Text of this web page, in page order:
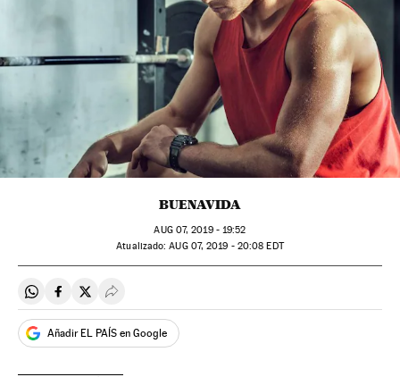
BUENAVIDA
AUG07, 2019 - 19:52
atualizado: AUG07, 2019 - 20:08 EDT
Compartir en Whatsapp
Compartir en Facebook
Compartir en Twitter
Desplegar Redes Sociales
Añadir EL PAÍS en Google